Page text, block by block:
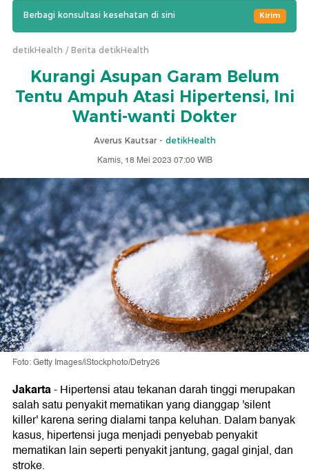
Berbagi konsultasi kesehatan di sini Kirim
detikHealth Berita detikHealth
Kurangi Asupan Garam Belum
Tentu Ampuh Atasi Hipertensi, Ini
Wanti-wanti Dokter
Averus Kautsar - detikHealth
Kamis, 18 Mei 2023 07:00 WIB
Foto: Getty Images/iStockphoto/Detry26
Jakarta-Hipertensi atau tekanan darah tinggi merupakan
salah satu penyakit mematikan yang dianggap 'silent
killer' karena sering dialami tanpa keluhan. Dalam banyak
kasus, hipertensi juga menjadi penyebab penyakit
mematikan lain seperti penyakit jantung, gagal ginjal, dan
stroke.